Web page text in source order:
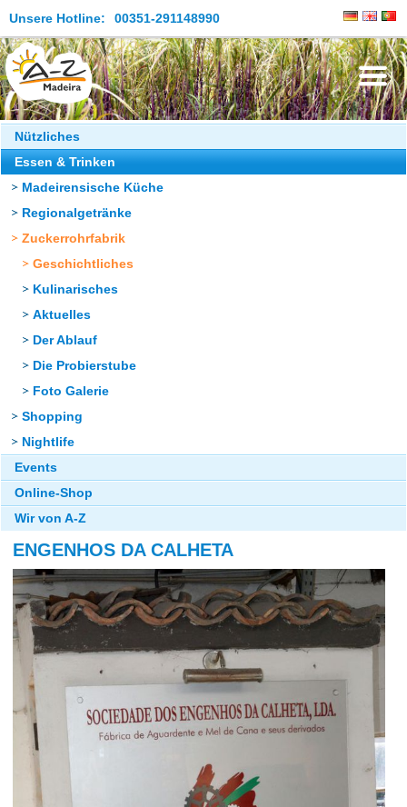
Unsere Hotline: 00351-291148990
Die Insel
Madeira Erleben
Aktuelles
Reiseangebote
Kontakt
Nützliches
Essen & Trinken
Madeirensische Küche
Regionalgetränke
Zuckerrohrfabrik
Geschichtliches
Kulinarisches
Aktuelles
Der Ablauf
Die Probierstube
Foto Galerie
Shopping
Nightlife
Events
Online-Shop
Wir von A-Z
ENGENHOS DA CALHETA